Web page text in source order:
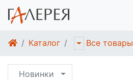
Каталог Все товары
Новинки